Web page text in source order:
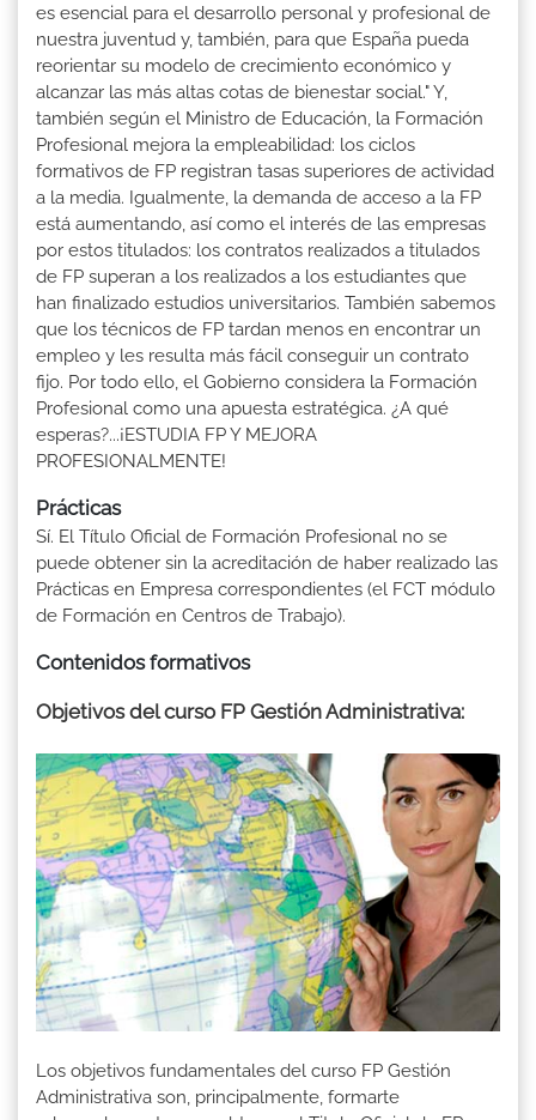
es esencial para el desarrollo personal y profesional de
nuestra juventud y, también, para que España pueda
reorientar su modelo de crecimiento económico y
alcanzar las más altas cotas de bienestar social." Y,
también según el Ministro de Educación, la Formación
Profesional mejora la empleabilidad: los ciclos
formativos de FP registran tasas superiores de actividad
a la media. Igualmente, la demanda de acceso a la FP
está aumentando, así como el interés de las empresas
por estos titulados: los contratos realizados a titulados
de FP superan a los realizados a los estudiantes que
han finalizado estudios universitarios. También sabemos
que los técnicos de FP tardan menos en encontrar un
empleo y les resulta más fácil conseguir un contrato
fijo. Por todo ello, el Gobierno considera la Formación
Profesional como una apuesta estratégica. ¿A qué
esperas?...¡ESTUDIA FP Y MEJORA
PROFESIONALMENTE!
Prácticas
Sí. El Título Oficial de Formación Profesional no se
puede obtener sin la acreditación de haber realizado las
Prácticas en Empresa correspondientes (el FCT módulo
de Formación en Centros de Trabajo).
Contenidos formativos
Objetivos del curso FP Gestión Administrativa:
Los objetivos fundamentales del curso FP Gestión
Administrativa son, principalmente, formarte